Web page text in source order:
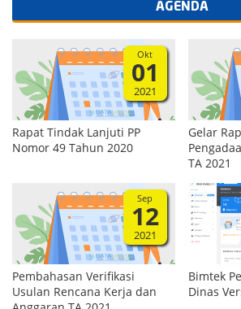
AGENDA
Okt
01
2021
Rapat Tindak Lanjuti PP
Nomor 49 Tahun 2020
Gelar
TA 2021
Sep
12
2021
Pembahasan Verifikasi
Usulan Rencana Kerja dan
Bimtek
Dinas